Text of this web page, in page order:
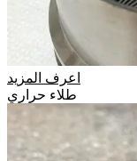
اعرف المزيد
طلاء حراري